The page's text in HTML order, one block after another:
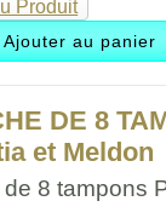
Produit
DE 8
et Meldon
8 tampons